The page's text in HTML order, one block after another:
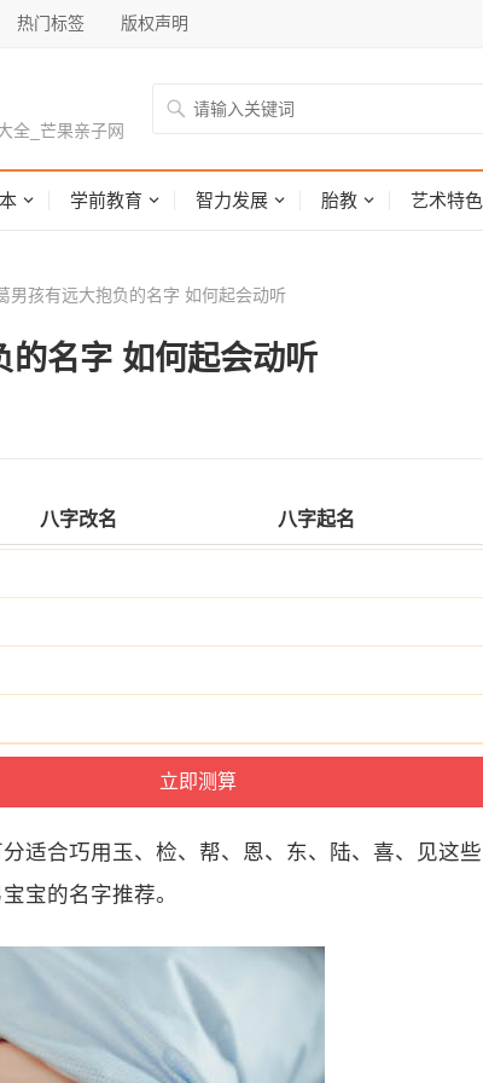
热门标签 版权声明
全_芒果亲子网
学前教育 智力发展 胎教 艺术特色
男孩有远大抱负的名字 如何起会动听
的名字 如何起会动听
八字改名 八字起名
适合巧用玉、检、帮、恩、东、陆、喜、见这
宝的名字推荐。